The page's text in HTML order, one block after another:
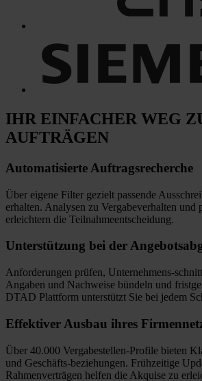
IHR EINFACHER WEG
AUFTRÄGEN
Automatisierte Auftragsrecherche
Über eigene Filter gezielt passende
erhalten. Analysen zu Vergabeverhalten und
erleichtern die Teilnahmeentscheidung.
Unterstützung bei der
Anforderungen prüfen, Unternehmens-
Angaben und Nachweise bündeln und
DTAD Plattform unterstützt Sie bei jedem
Effektiver Ausbau ihres
Über 40.000 Vergabestellen-Profile bieten
und Geschäfts-beziehungen. Frühzeitige
Rahmenverträgen helfen die Akquise zu